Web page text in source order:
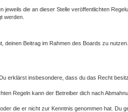
die an dieser Stelle veröffentlichten
werden.
deinen Beitrag im Rahmen des Boards zu nutzen.
erklärst insbesondere, dass du das Recht
Regeln kann der Betreiber dich nach
die er nicht zur Kenntnis genommen hat. Du